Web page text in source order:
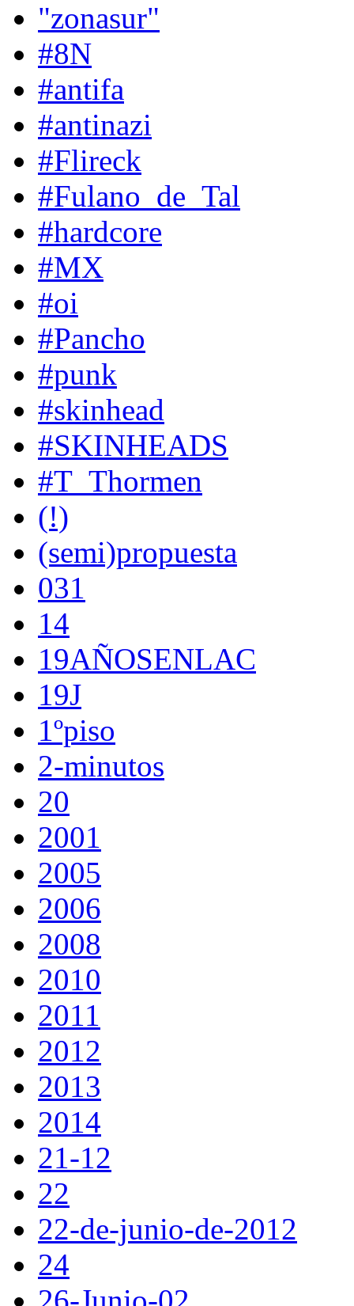
"zonasur"
#8N
#antifa
#antinazi
#Flireck
#Fulano_de_Tal
#hardcore
#MX
#oi
#Pancho
#punk
#skinhead
#SKINHEADS
#T_Thormen
(!)
(semi)propuesta
031
14
19AÑOSENLAC
19J
1ºpiso
2-minutos
20
2001
2005
2006
2008
2010
2011
2012
2013
2014
21-12
22
22-de-junio-de-2012
24